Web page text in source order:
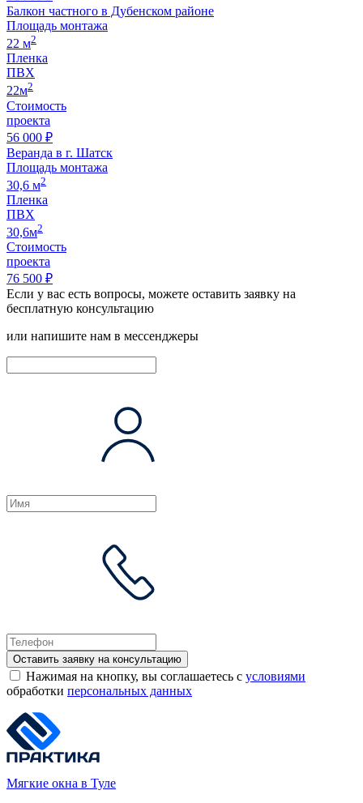
Балкон частного в Дубенском районе
Площадь монтажа
22 м2
Пленка
ПВХ
22м2
Стоимость
проекта
56 000 ₽
Веранда в г. Шатск
Площадь монтажа
30,6 м2
Пленка
ПВХ
30,6м2
Стоимость
проекта
76 500 ₽
Если у вас есть вопросы, можете оставить заявку на
бесплатную консультацию
или напишите нам в мессенджеры
Оставить заявку на консультацию
Нажимая на кнопку, вы соглашаетесь с условиями
обработки персональных данных
Мягкие окна в Туле